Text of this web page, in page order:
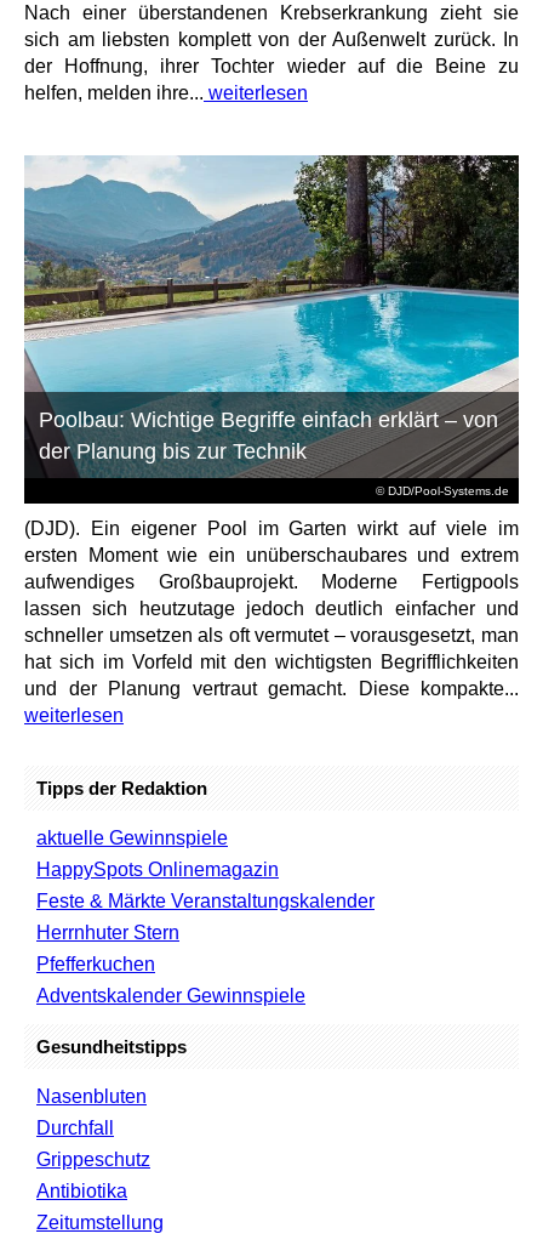
Nach einer überstandenen Krebserkrankung zieht sie
sich am liebsten komplett von der Außenwelt zurück. In
der Hoffnung, ihrer Tochter wieder auf die Beine zu
helfen, melden ihre... weiterlesen
© DJD/Pool-Systems.de
Poolbau: Wichtige Begriffe einfach erklärt – von
der Planung bis zur Technik
(DJD). Ein eigener Pool im Garten wirkt auf viele im
ersten Moment wie ein unüberschaubares und extrem
aufwendiges Großbauprojekt. Moderne Fertigpools
lassen sich heutzutage jedoch deutlich einfacher und
schneller umsetzen als oft vermutet – vorausgesetzt, man
hat sich im Vorfeld mit den wichtigsten Begrifflichkeiten
und der Planung vertraut gemacht. Diese kompakte...
weiterlesen
Tipps der Redaktion
aktuelle Gewinnspiele
HappySpots Onlinemagazin
Feste & Märkte Veranstaltungskalender
Herrnhuter Stern
Pfefferkuchen
Adventskalender Gewinnspiele
Gesundheitstipps
Nasenbluten
Durchfall
Grippeschutz
Antibiotika
Zeitumstellung